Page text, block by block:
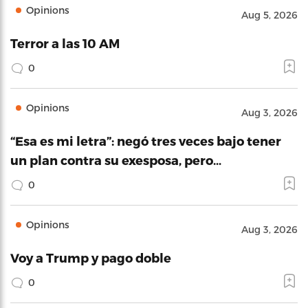
Opinions Aug 5, 2026
Terror a las 10 AM
0
Opinions Aug 3, 2026
“Esa es mi letra”: negó tres veces bajo tener
un plan contra su exesposa, pero…
0
Opinions Aug 3, 2026
Voy a Trump y pago doble
0